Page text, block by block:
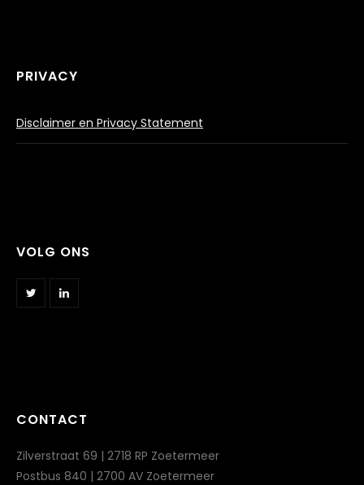
PRIVACY
Disclaimer en Privacy Statement
VOLG ONS
CONTACT
Zilverstraat 69 | 2718 RP Zoetermeer
Postbus 840 | 2700 AV Zoetermeer